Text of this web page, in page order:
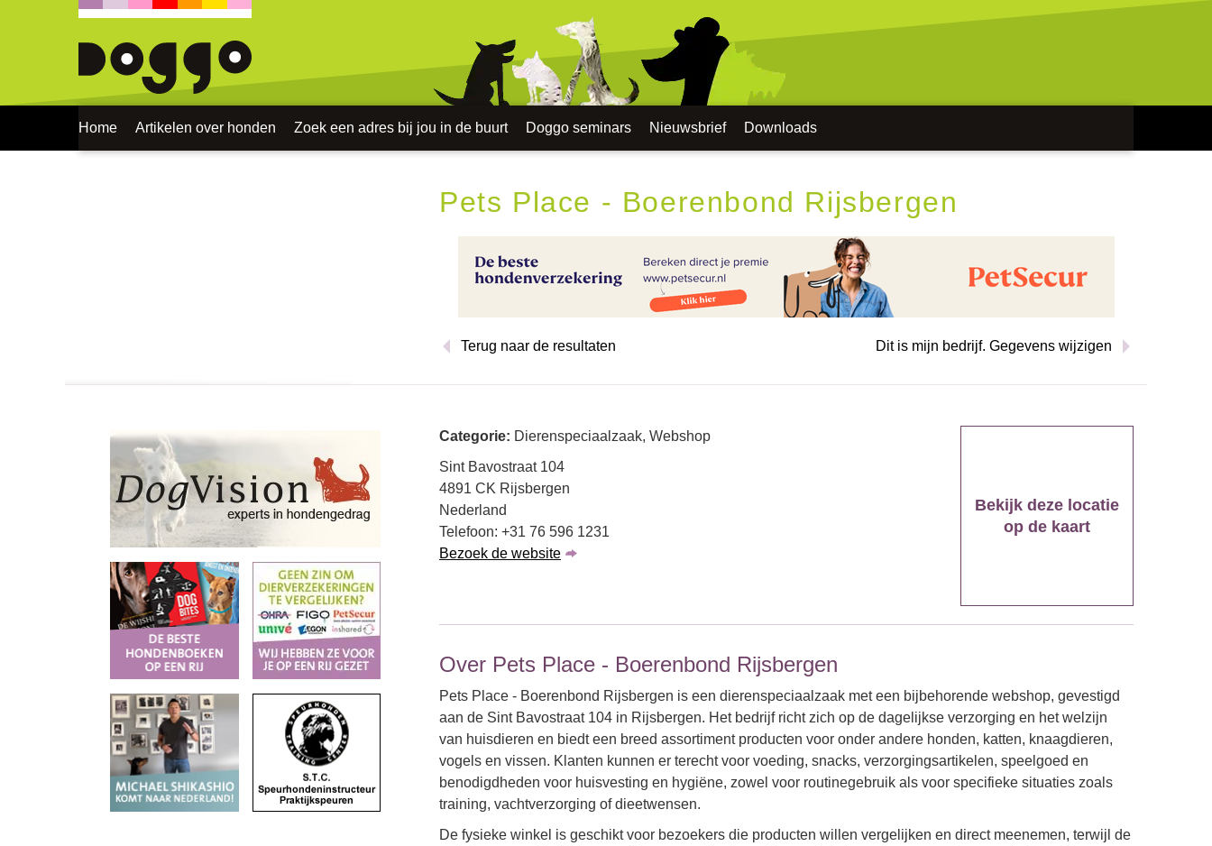
Home Artikelen over honden Zoek een adres bij jou in de buurt Doggo seminars Nieuwsbrief Downloads
Pets Place - Boerenbond Rijsbergen
Terug naar de resultaten Dit is mijn bedrijf. Gegevens wijzigen
Categorie: Dierenspeciaalzaak, Webshop
Sint Bavostraat 104
4891 CK Rijsbergen
Nederland
Telefoon: +31 76 596 1231
Bezoek de website
Bekijk deze locatie
op de kaart
Over Pets Place - Boerenbond Rijsbergen
Pets Place - Boerenbond Rijsbergen is een dierenspeciaalzaak met een bijbehorende webshop, gevestigd
aan de Sint Bavostraat 104 in Rijsbergen. Het bedrijf richt zich op de dagelijkse verzorging en het welzijn
van huisdieren en biedt een breed assortiment producten voor onder andere honden, katten, knaagdieren,
vogels en vissen. Klanten kunnen er terecht voor voeding, snacks, verzorgingsartikelen, speelgoed en
benodigdheden voor huisvesting en hygiëne, zowel voor routinegebruik als voor specifieke situaties zoals
training, vachtverzorging of dieetwensen.
De fysieke winkel is geschikt voor bezoekers die producten willen vergelijken en direct meenemen, terwijl de